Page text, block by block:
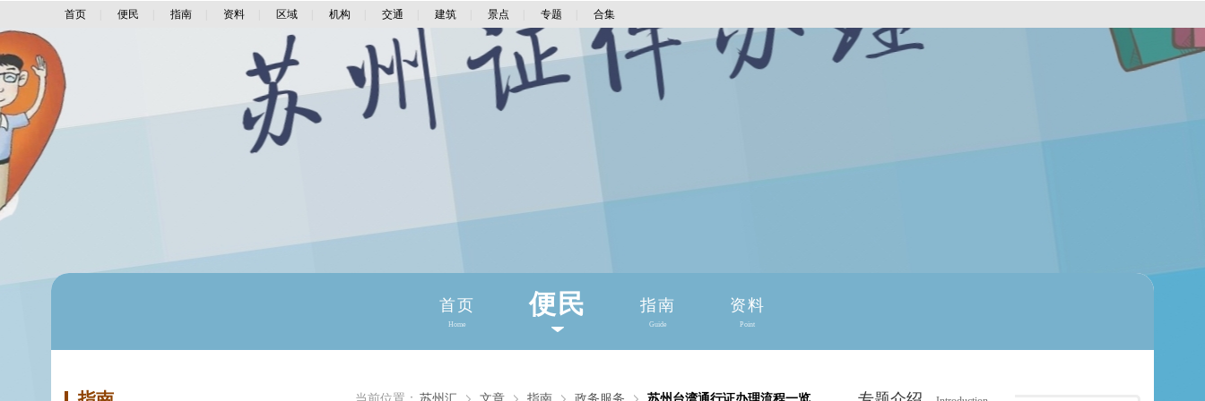
首页 便民 指南 资料 区域 机构 交通 建筑 景点 专题 合集
首页
Home
便民 指南
Guide
资料
Point